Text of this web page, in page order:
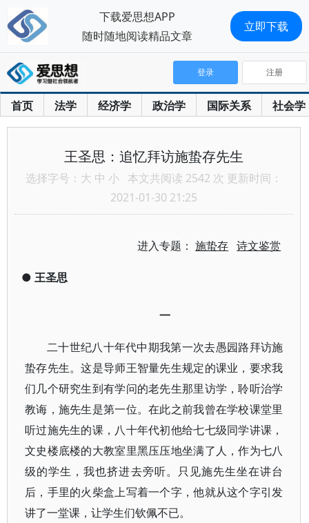
首页 法学 经济学 政治学 国际关系 社会学
登录 注册
王圣思：追忆拜访施蛰存先生
选择字号： 大 中 小 本文共阅读 2542 次 更新时间：
2021-01-30 21:25
进入专题：施蛰存 诗文鉴赏
● 王圣思
一
二十世纪八十年代中期我第一次去愚园路拜访施
蛰存先生。这是导师王智量先生规定的课业，要求我
们几个研究生到有学问的老先生那里访学，聆听治学
教诲，施先生是第一位。在此之前我曾在学校课堂里
听过施先生的课，八十年代初他给七七级同学讲课，
文史楼底楼的大教室里黑压压地坐满了人，作为七八
级的学生，我也挤进去旁听。只见施先生坐在讲台
后，手里的火柴盒上写着一个字，他就从这个字引发
讲了一堂课，让学生们钦佩不已。
下载爱思想APP
随时随地阅读精品文章
立即下载